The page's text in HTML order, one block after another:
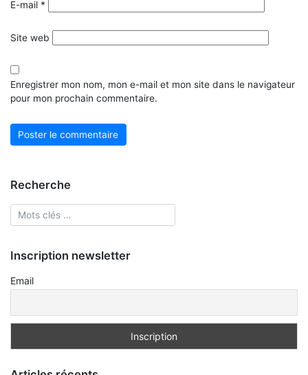
E-mail *
Site web
Enregistrer mon nom, mon e-mail et mon site dans le navigateur
pour mon prochain commentaire.
Recherche
Inscription newsletter
Email